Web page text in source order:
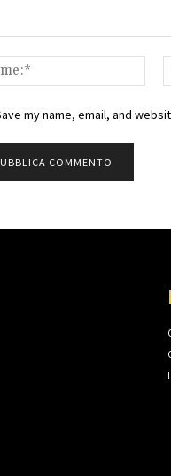
my name, email, and